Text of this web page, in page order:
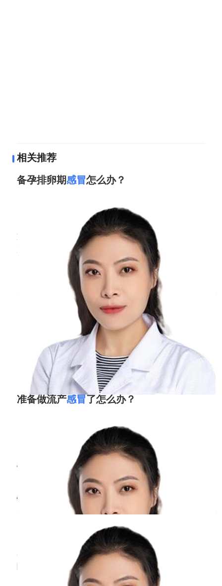
相关推荐
备孕排卵期感冒怎么办？
三甲
如果在排卵期表现出感冒，若是受凉造成的，一
般对身体影响不大，可以继续备孕。如果表现出
流行性的感冒，这种情况病毒有可能会造成未来
培胎发育不良或者流产，需要化验优生4项。如
果优生四项是阴性，可以继续备孕怀孕。如果表
现出活动性的病毒感染，需要完全恢复正常以后
再怀孕。平时要营养丰富，增加身体的抵抗力，
准备做流产感冒了怎么办？
三甲
准备做流产感冒了最好是换个时间进行手术，女
性在感冒期间身体格外的虚弱，这个时候如果进
行人流手术则不利于手术的恢复，可能会造成其
他并发症，不利于病情的恢复，因此等到病情恢
复之后再去进行手术。在感冒期间要多喝热水，
在医生指导下配合一些感冒药来帮助恢复，同时
要注意，人流手术具有很大的伤害性，为了防止
怀孕两个月 感冒了对孩子有影响吗？
三甲
孕早期感冒，咳嗽本身对宝宝应当没有太大的影
响。但是如果孕妇吃了咳嗽药或者感冒药的话，
药物会对宝宝有影响。因此，尽量少吃药物或者